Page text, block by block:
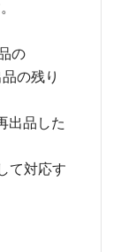
の
の残り
出品した
て対応す